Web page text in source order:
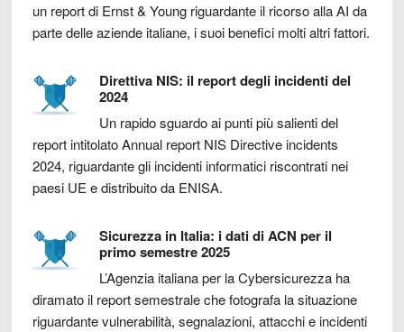
un report di Ernst & Young riguardante il ricorso alla AI da
parte delle aziende italiane, i suoi benefici molti altri fattori.
Direttiva NIS: il report degli incidenti del
2024
Un rapido sguardo ai punti più salienti del
report intitolato Annual report NIS Directive incidents
2024, riguardante gli incidenti informatici riscontrati nei
paesi UE e distribuito da ENISA.
Sicurezza in Italia: i dati di ACN per il
primo semestre 2025
L’Agenzia italiana per la Cybersicurezza ha
diramato il report semestrale che fotografa la situazione
riguardante vulnerabilità, segnalazioni, attacchi e incidenti